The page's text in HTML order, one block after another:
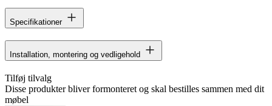
Specifikationer
Installation, montering og vedligehold
Tilføj tilvalg
Disse produkter bliver formonteret og skal bestilles sammen med dit
møbel